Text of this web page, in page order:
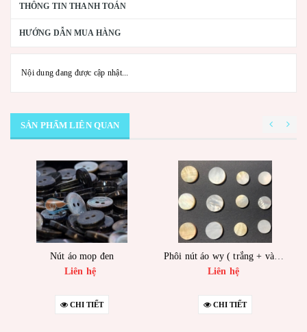
THÔNG TIN THANH TOÁN
HƯỚNG DẪN MUA HÀNG
Nội dung đang được cập nhật...
SẢN PHẨM LIÊN QUAN
Nút áo mop đen
Liên hệ
CHI TIẾT
Phôi nút áo wy ( trắng + vàng)
Liên hệ
CHI TIẾT